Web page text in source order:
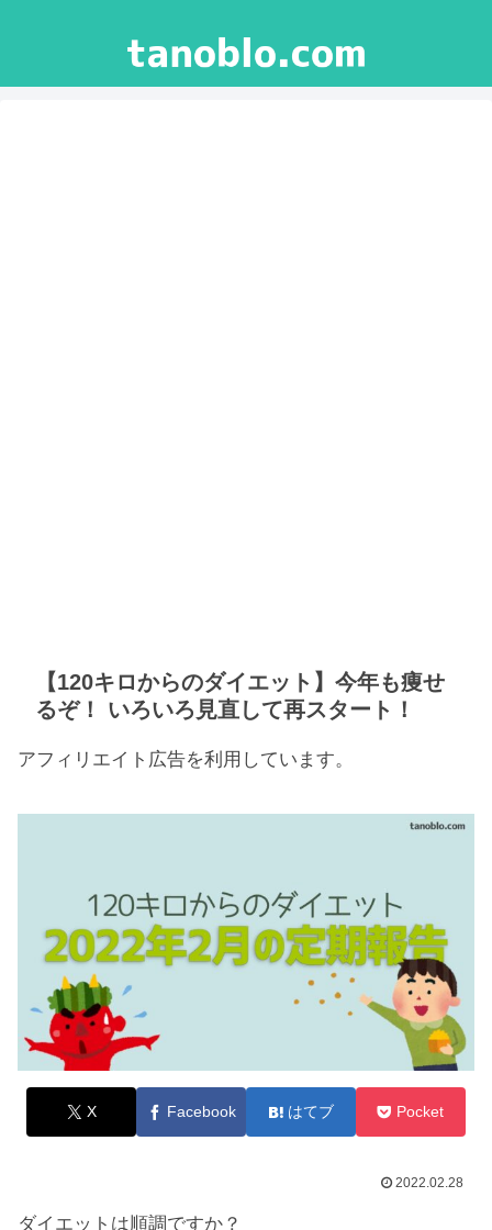
【120キロからのダイエット】今年も痩せ
るぞ！ いろいろ見直して再スタート！
アフィリエイト広告を利用しています。
X Facebook はてブ Pocket
2022.02.28
ダイエットは順調ですか？